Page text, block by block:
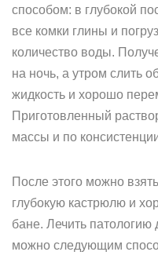
способом: в глубокой
все комки глины и
количество воды.
на ночь, а утром слить
жидкость и хорошо
Приготовленный
массы и по
После этого можно
глубокую кастрюлю и
бане. Лечить патологию
можно следующим